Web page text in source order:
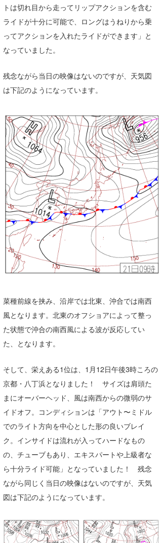
トは切れ目から走ってリップアクションを含む
ライドが十分に可能で、ロングはうねりから乗
ってアクションを入れたライドができます」と
なっていました。
残念ながら当日の映像はないのですが、天気図
は下記のようになっています。
菜種前線を挟み、沿岸では北東、沖合では南西
風となります。北東のオフショアによって整っ
た状態で沖合の南西風による波が反応してい
た、となります。
そして、栄えある1位は、1月12日午後3時ころの
京都・八丁浜となりました！ サイズは肩頭た
まにオーバーヘッド、風は南西からの微弱のサ
イドオフ。コンディションは「アウト〜ミドル
でのライト方向を中心とした形の良いブレイ
ク。インサイドは流れが入ってハードなもの
の、チューブもあり、エキスパートや上級者な
ら十分ライド可能」となっていました！ 残念
ながら同じく当日の映像はないのですが、天気
図は下記のようになっています。